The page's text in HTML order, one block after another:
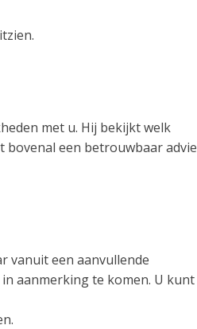
met u. Hij bekijkt welk
bovenal een betrouwbaar
vanuit een aanvullende
in aanmerking te komen. U kunt